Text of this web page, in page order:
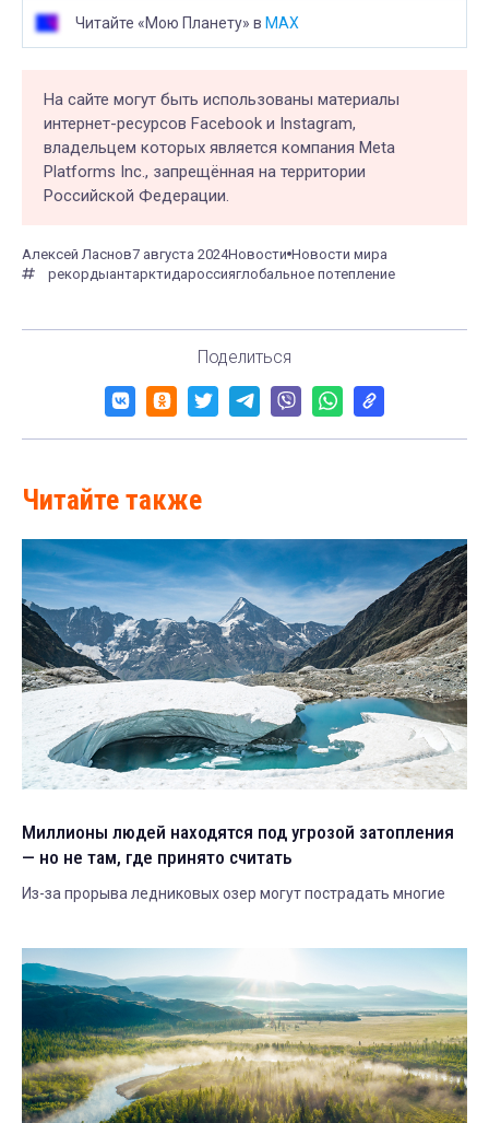
Читайте «Мою Планету» в MAX
На сайте могут быть использованы материалы
интернет-ресурсов Facebook и Instagram,
владельцем которых является компания Meta
Platforms Inc., запрещённая на территории
Российской Федерации.
Алексей Ласнов7 августа 2024Новости Новости мира
рекордыантарктидароссияглобальное потепление
Поделиться
Читайте также
Миллионы людей находятся под угрозой затопления
— но не там, где принято считать
Из-за прорыва ледниковых озер могут пострадать многие